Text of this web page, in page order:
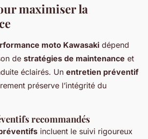
maximiser la
moto Kawasaki dépend
de stratégies de maintenance et
éclairés. Un entretien préventif
préserve l’intégrité du
recommandés
incluent le suivi rigoureux